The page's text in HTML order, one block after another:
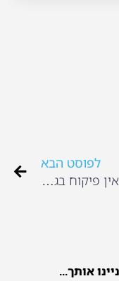
לפוסט הבא
אז שוב אין פיקוח בגני ילדים פרטיים
אותך...